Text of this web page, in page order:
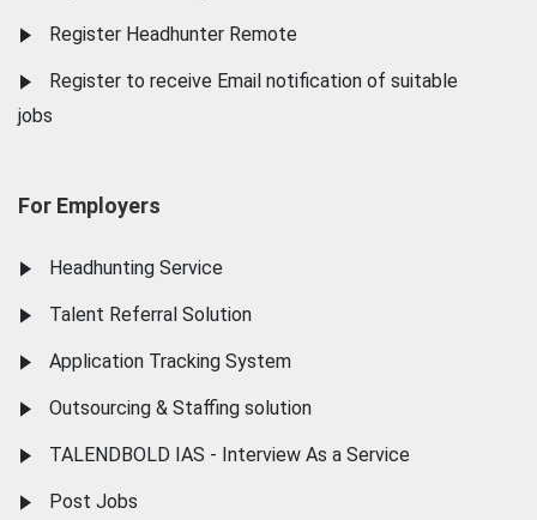
Register Headhunter Remote
Register to receive Email notification of suitable
jobs
For Employers
Headhunting Service
Talent Referral Solution
Application Tracking System
Outsourcing & Staffing solution
TALENDBOLD IAS - Interview As a Service
Post Jobs